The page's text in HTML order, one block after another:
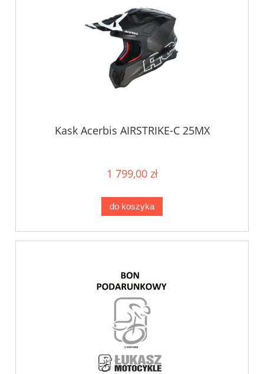
Kask Acerbis AIRSTRIKE-C 25MX
1 799,00 zł
do koszyka